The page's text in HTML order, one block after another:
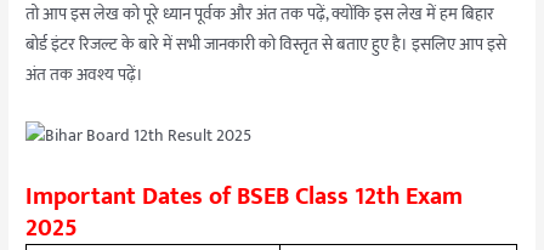
तो आप इस लेख को पूरे ध्यान पूर्वक और अंत तक पढ़ें, क्योंकि इस लेख में हम बिहार
बोर्ड इंटर रिजल्ट के बारे में सभी जानकारी को विस्तृत से बताए हुए है। इसलिए आप इसे
अंत तक अवश्य पढ़ें।
Important Dates of BSEB Class 12th Exam
2025